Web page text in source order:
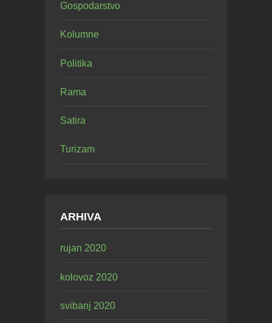
Gospodarstvo
Kolumne
Politika
Rama
Satira
Turizam
ARHIVA
rujan 2020
kolovoz 2020
svibanj 2020